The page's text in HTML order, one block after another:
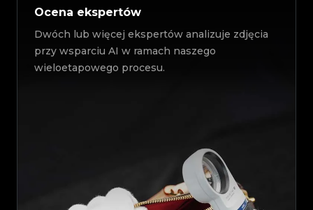
Ocena ekspertów
Dwóch lub więcej ekspertów analizuje zdjęcia
przy wsparciu AI w ramach naszego
wieloetapowego procesu.